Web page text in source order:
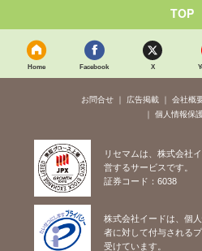
TOP
Home Facebook X
お問合せ 広告掲載 会社概
個人情報保
リセマムは、株式会社
営するサービスです。
証券コード：6038
株式会社イードは、個
者に対して付与される
受けています。